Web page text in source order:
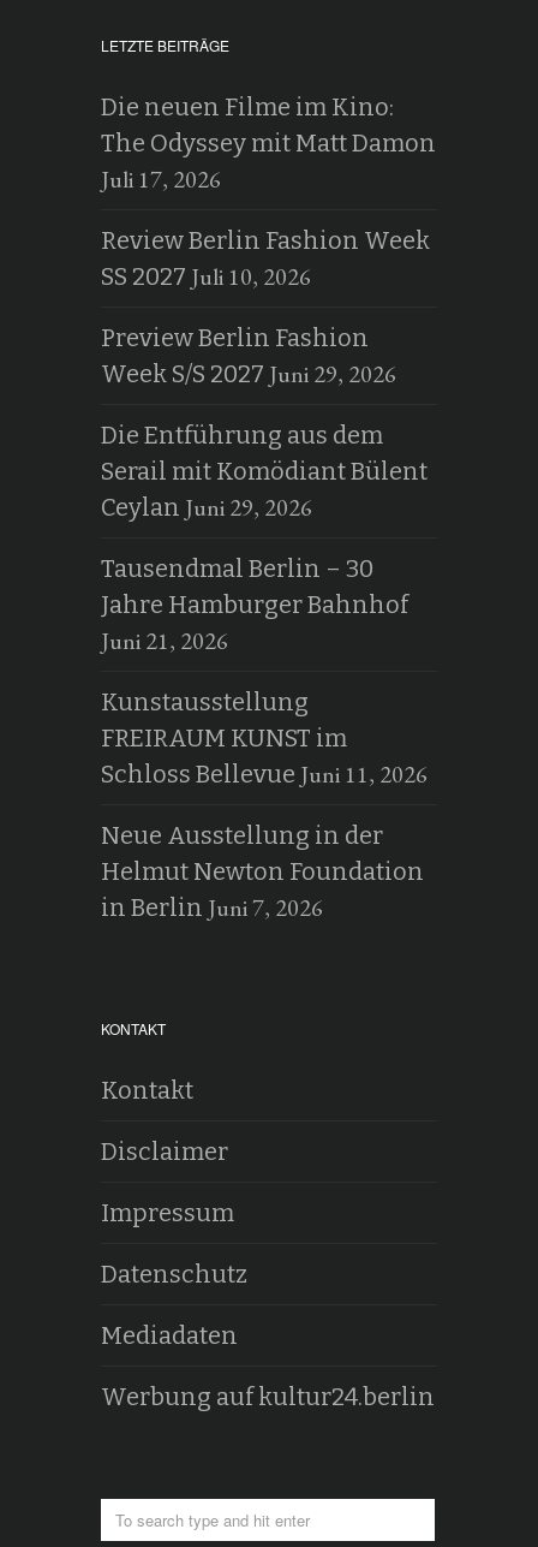
LETZTE BEITRÄGE
Die neuen Filme im Kino:
The Odyssey mit Matt Damon
Juli 17, 2026
Review Berlin Fashion Week
SS 2027 Juli 10, 2026
Preview Berlin Fashion
Week S/S 2027 Juni 29, 2026
Die Entführung aus dem
Serail mit Komödiant Bülent
Ceylan Juni 29, 2026
Tausendmal Berlin – 30
Jahre Hamburger Bahnhof
Juni 21, 2026
Kunstausstellung
FREIRAUM KUNST im
Schloss Bellevue Juni 11, 2026
Neue Ausstellung in der
Helmut Newton Foundation
in Berlin Juni 7, 2026
KONTAKT
Kontakt
Disclaimer
Impressum
Datenschutz
Mediadaten
Werbung auf kultur24.berlin